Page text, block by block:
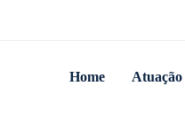
Home Atuação